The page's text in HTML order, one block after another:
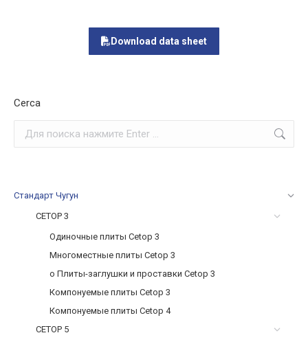
Download data sheet
Cerca
Стандарт Чугун
CETOP 3
Одиночные плиты Cetop 3
Многоместные плиты Cetop 3
o Плиты-заглушки и проставки Cetop 3
Компонуемые плиты Cetop 3
Компонуемые плиты Cetop 4
CETOP 5